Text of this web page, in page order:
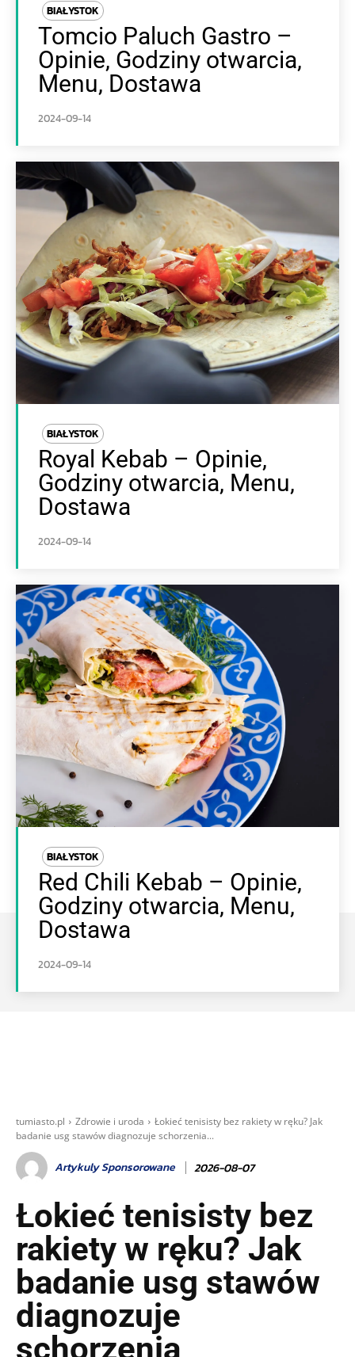
BIAŁYSTOK
Tomcio Paluch Gastro –
Opinie, Godziny otwarcia,
Menu, Dostawa
2024-09-14
BIAŁYSTOK
Royal Kebab – Opinie,
Godziny otwarcia, Menu,
Dostawa
2024-09-14
BIAŁYSTOK
Red Chili Kebab – Opinie,
Godziny otwarcia, Menu,
Dostawa
2024-09-14